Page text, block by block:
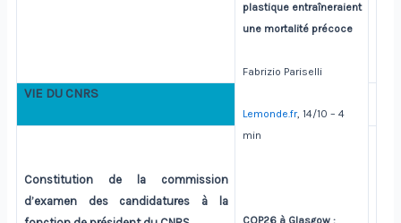
plastique entraîneraient
une mortalité précoce
Fabrizio Pariselli
Lemonde.fr, 14/10 – 4
min
COP26 à Glasgow :
VIE DU CNRS
Constitution de la commission
d’examen des candidatures à la